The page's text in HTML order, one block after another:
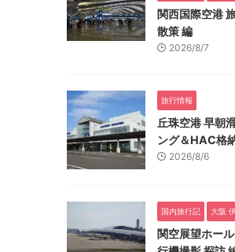
関西国際空港
散策 編
2026/8/7
旅行情報
丘珠空港 早朝
ング＆HAC格
2026/8/6
国内旅行記 大阪
関空展望ホー